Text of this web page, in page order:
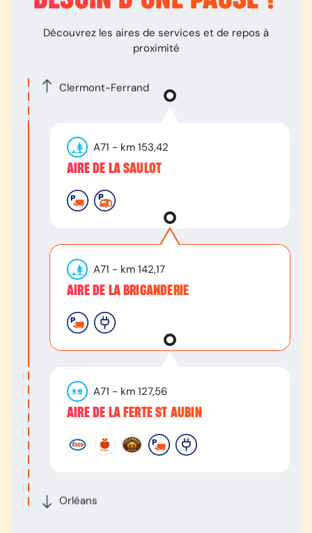
Découvrez les aires de services et de repos à
proximité
Clermont-Ferrand
Orléans
A71 - km 153,42
AIRE DE LA SAULOT
A71 - km 142,17
AIRE DE LA BRIGANDERIE
A71 - km 127,56
AIRE DE LA FERTE ST AUBIN